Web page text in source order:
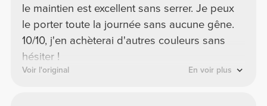
le maintien est excellent sans serrer. Je peux
le porter toute la journée sans aucune gêne.
10/10, j'en achèterai d'autres couleurs sans
hésiter !
Voir l'original En voir plus